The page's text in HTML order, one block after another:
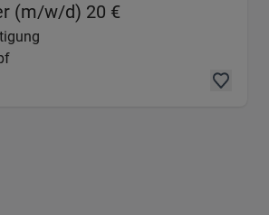
(m/w/d) 20 €